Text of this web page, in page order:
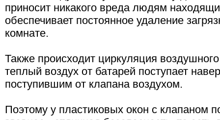
приносит никакого вреда людям
обеспечивает постоянное удаление
комнате.
Также происходит циркуляция
теплый воздух от батарей поступает
поступившим от клапана воздухом.
Поэтому у пластиковых окон с